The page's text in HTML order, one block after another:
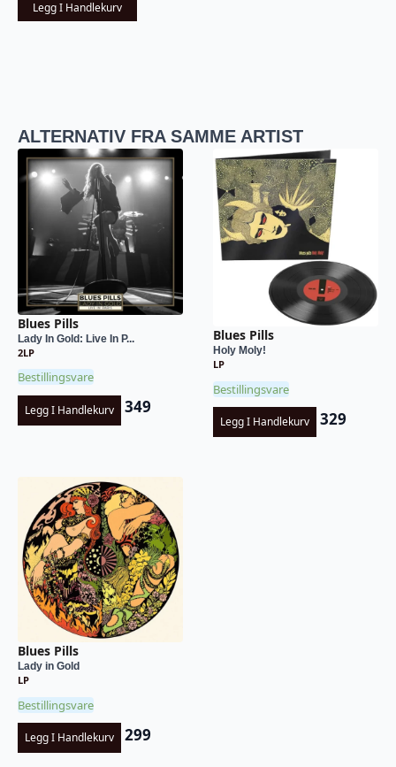
Legg I Handlekurv
ALTERNATIV FRA SAMME ARTIST
Blues Pills
Lady In Gold: Live In P...
2LP
Bestillingsvare
Legg I Handlekurv 349
Blues Pills
Holy Moly!
LP
Bestillingsvare
Legg I Handlekurv 329
Blues Pills
Lady in Gold
LP
Bestillingsvare
Legg I Handlekurv 299